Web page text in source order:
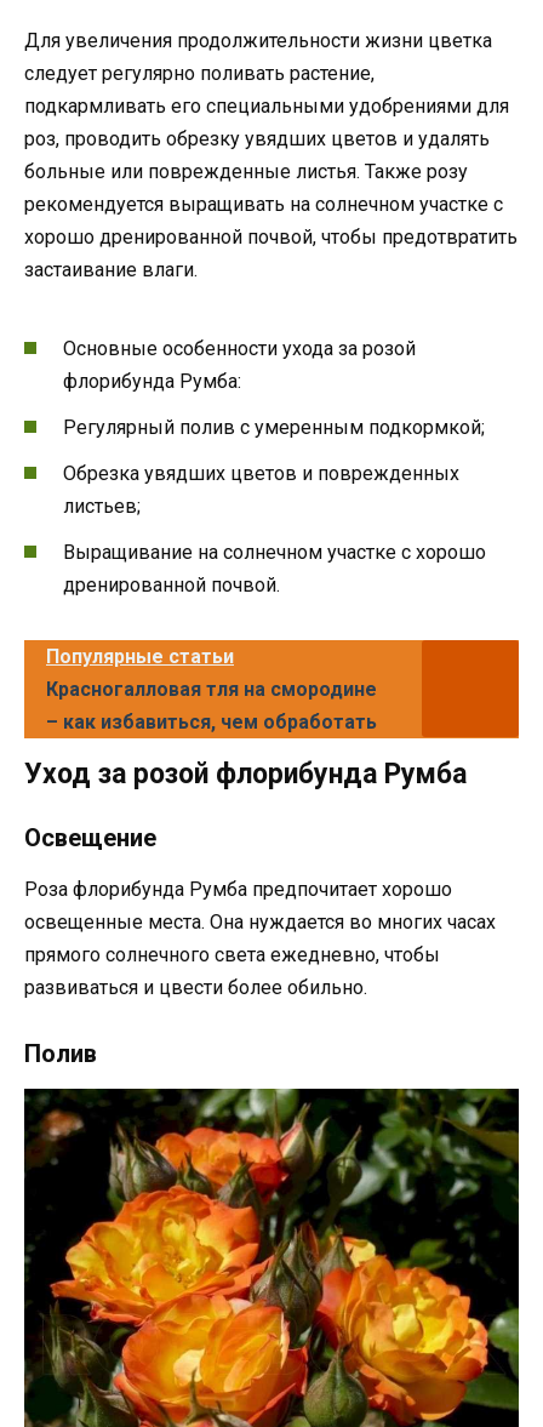
Для увеличения продолжительности жизни цветка
следует регулярно поливать растение,
подкармливать его специальными удобрениями для
роз, проводить обрезку увядших цветов и удалять
больные или поврежденные листья. Также розу
рекомендуется выращивать на солнечном участке с
хорошо дренированной почвой, чтобы предотвратить
застаивание влаги.
Основные особенности ухода за розой
флорибунда Румба:
Регулярный полив с умеренным подкормкой;
Обрезка увядших цветов и поврежденных
листьев;
Выращивание на солнечном участке с хорошо
дренированной почвой.
Популярные статьи
Красногалловая тля на смородине
– как избавиться, чем обработать
Уход за розой флорибунда Румба
Освещение
Роза флорибунда Румба предпочитает хорошо
освещенные места. Она нуждается во многих часах
прямого солнечного света ежедневно, чтобы
развиваться и цвести более обильно.
Полив